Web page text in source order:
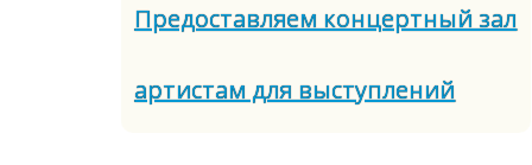
Предоставляем концертный зал
артистам для выступлений